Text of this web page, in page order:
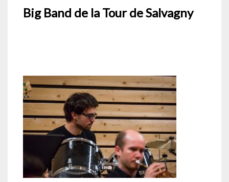
Big Band de la Tour de Salvagny